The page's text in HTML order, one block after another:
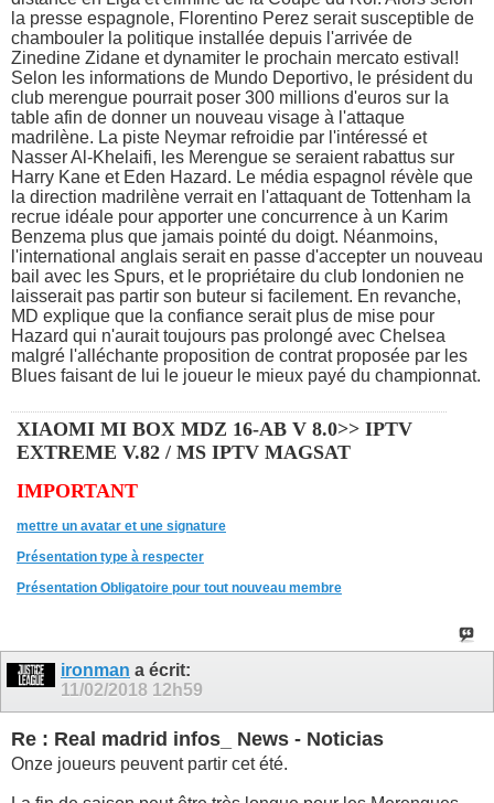
la presse espagnole, Florentino Perez serait susceptible de
chambouler la politique installée depuis l'arrivée de
Zinedine Zidane et dynamiter le prochain mercato estival!
Selon les informations de Mundo Deportivo, le président du
club merengue pourrait poser 300 millions d'euros sur la
table afin de donner un nouveau visage à l'attaque
madrilène. La piste Neymar refroidie par l'intéressé et
Nasser Al-Khelaifi, les Merengue se seraient rabattus sur
Harry Kane et Eden Hazard. Le média espagnol révèle que
la direction madrilène verrait en l'attaquant de Tottenham la
recrue idéale pour apporter une concurrence à un Karim
Benzema plus que jamais pointé du doigt. Néanmoins,
l'international anglais serait en passe d'accepter un nouveau
bail avec les Spurs, et le propriétaire du club londonien ne
laisserait pas partir son buteur si facilement. En revanche,
MD explique que la confiance serait plus de mise pour
Hazard qui n'aurait toujours pas prolongé avec Chelsea
malgré l'alléchante proposition de contrat proposée par les
Blues faisant de lui le joueur le mieux payé du championnat.
XIAOMI MI BOX MDZ 16-AB V 8.0>> IPTV
EXTREME V.82 / MS IPTV MAGSAT
IMPORTANT
mettre un avatar et une signature
Présentation type à respecter
Présentation Obligatoire pour tout nouveau membre
ironman a écrit:
11/02/2018 12h59
Re : Real madrid infos_ News - Noticias
Onze joueurs peuvent partir cet été.